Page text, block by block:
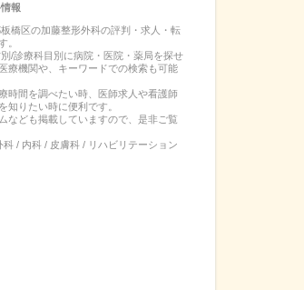
情報
板橋区の加藤整形外科の評判・求人・転
。
/診療科目別に病院・医院・薬局を探せ
療機関や、キーワードでの検索も可能
時間を調べたい時、医師求人や看護師
知りたい時に便利です。
なども掲載していますので、是非ご覧
科 / 内科 / 皮膚科 / リハビリテーション